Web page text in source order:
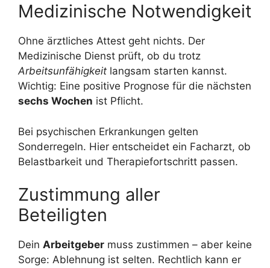
Medizinische Notwendigkeit
Ohne ärztliches Attest geht nichts. Der
Medizinische Dienst prüft, ob du trotz
Arbeitsunfähigkeit langsam starten kannst.
Wichtig: Eine positive Prognose für die nächsten
sechs Wochen ist Pflicht.
Bei psychischen Erkrankungen gelten
Sonderregeln. Hier entscheidet ein Facharzt, ob
Belastbarkeit und Therapiefortschritt passen.
Zustimmung aller
Beteiligten
Dein Arbeitgeber muss zustimmen – aber keine
Sorge: Ablehnung ist selten. Rechtlich kann er